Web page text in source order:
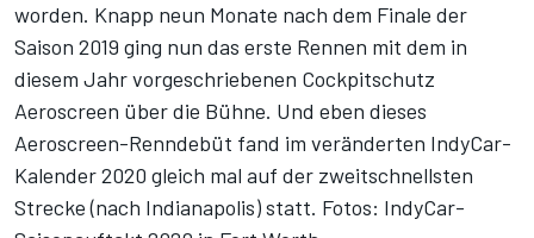
worden. Knapp neun Monate nach dem Finale der
Saison 2019 ging nun das erste Rennen mit dem in
diesem Jahr vorgeschriebenen Cockpitschutz
Aeroscreen über die Bühne. Und eben dieses
Aeroscreen-Renndebüt fand im veränderten IndyCar-
Kalender 2020 gleich mal auf der zweitschnellsten
Strecke (nach Indianapolis) statt. Fotos: IndyCar-